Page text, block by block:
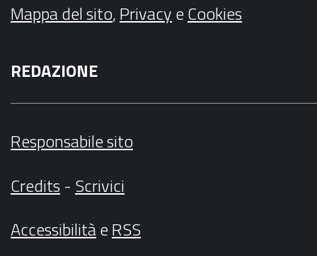
Mappa del sito,PrivacyeCookies
REDAZIONE
Responsabile sito
Credits- Scrivici
AccessibilitàeRSS